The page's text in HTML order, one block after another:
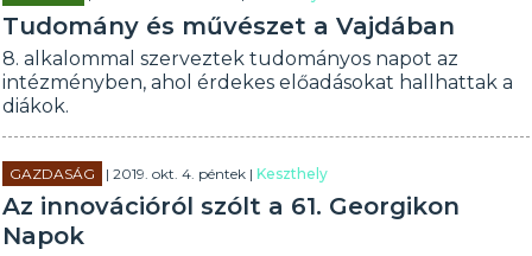
Tudomány és művészet a Vajdában
8. alkalommal szerveztek tudományos napot az
intézményben, ahol érdekes előadásokat hallhattak a
diákok.
GAZDASÁG | 2019. okt. 4. péntek |Keszthely
Az innovációról szólt a 61. Georgikon
Napok